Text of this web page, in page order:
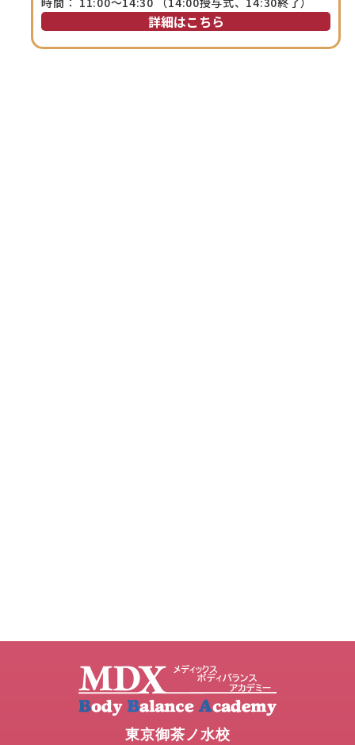
詳細はこちら
東京御茶ノ水校